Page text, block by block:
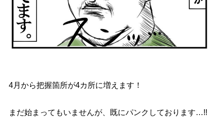
4月から把握箇所が4カ所に増えます！
まだ始まってもいませんが、既にパンクしております…!!